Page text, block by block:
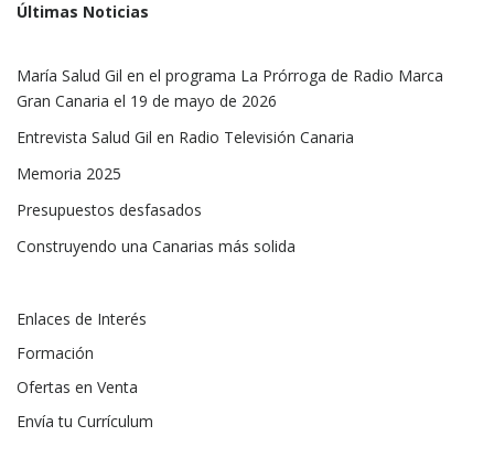
Últimas Noticias
María Salud Gil en el programa La Prórroga de Radio Marca
Gran Canaria el 19 de mayo de 2026
Entrevista Salud Gil en Radio Televisión Canaria
Memoria 2025
Presupuestos desfasados
Construyendo una Canarias más solida
Enlaces de Interés
Formación
Ofertas en Venta
Envía tu Currículum